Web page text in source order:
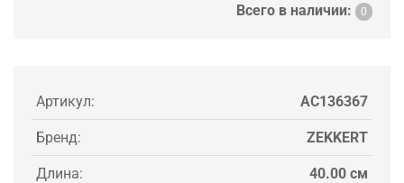
Всего в наличии: 0
Артикул: AC136367
Бренд: ZEKKERT
Длина: 40.00 см